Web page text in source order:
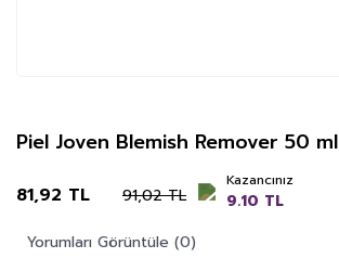
Piel Joven Blemish Remover 50 ml
81,92 TL 91,02 TL
Kazancınız
9.10 TL
Yorumları Görüntüle (0)